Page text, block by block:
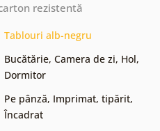
rezistentă
Tablouri alb-negru
Bucătărie, Camera de zi, Hol,
Dormitor
Pe pânză, Imprimat, tipărit,
Încadrat